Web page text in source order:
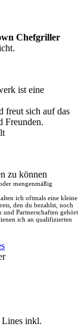
Chefgriller
ist eine
freut sich auf das
Freunden.
zu können
mengenmäßig
ich oftmals eine kleine
den du bezahlst, noch
Partnerschaften gehört
ich an qualifizierten